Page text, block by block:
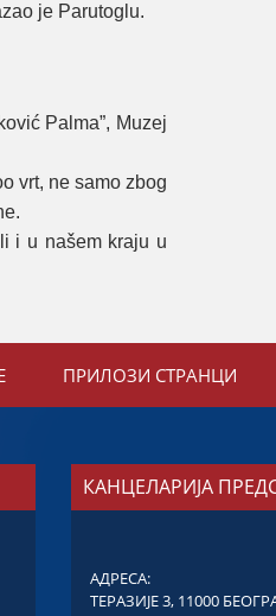
je Parutoglu.
Palma”, Muzej
vrt, ne samo zbog
i u našem kraju u
ПРИЛОЗИ СТРАНЦИ
КАНЦЕЛАРИЈА
АДРЕСА:
ТЕРАЗИЈЕ 3, 11000